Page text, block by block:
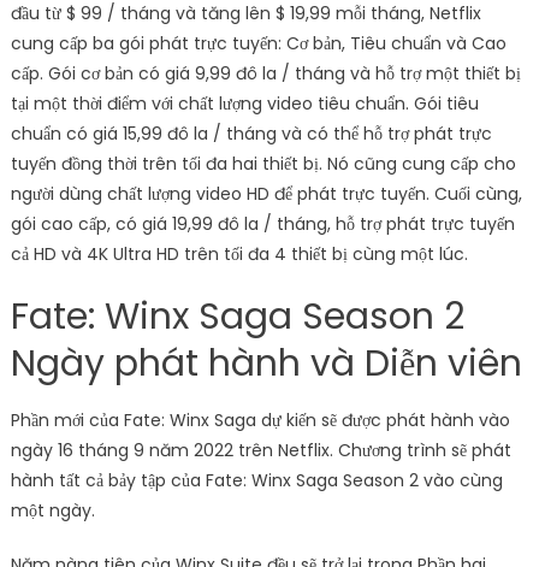
đầu từ $ 99 / tháng và tăng lên $ 19,99 mỗi tháng, Netflix
cung cấp ba gói phát trực tuyến: Cơ bản, Tiêu chuẩn và Cao
cấp. Gói cơ bản có giá 9,99 đô la / tháng và hỗ trợ một thiết bị
tại một thời điểm với chất lượng video tiêu chuẩn. Gói tiêu
chuẩn có giá 15,99 đô la / tháng và có thể hỗ trợ phát trực
tuyến đồng thời trên tối đa hai thiết bị. Nó cũng cung cấp cho
người dùng chất lượng video HD để phát trực tuyến. Cuối cùng,
gói cao cấp, có giá 19,99 đô la / tháng, hỗ trợ phát trực tuyến
cả HD và 4K Ultra HD trên tối đa 4 thiết bị cùng một lúc.
Fate: Winx Saga Season 2
Ngày phát hành và Diễn viên
Phần mới của Fate: Winx Saga dự kiến ​​sẽ được phát hành vào
ngày 16 tháng 9 năm 2022 trên Netflix. Chương trình sẽ phát
hành tất cả bảy tập của Fate: Winx Saga Season 2 vào cùng
một ngày.